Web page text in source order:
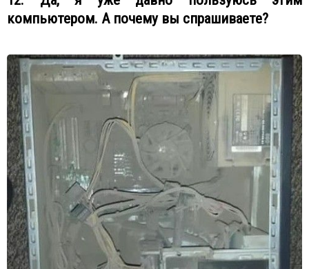
компьютером. А почему вы спрашиваете?